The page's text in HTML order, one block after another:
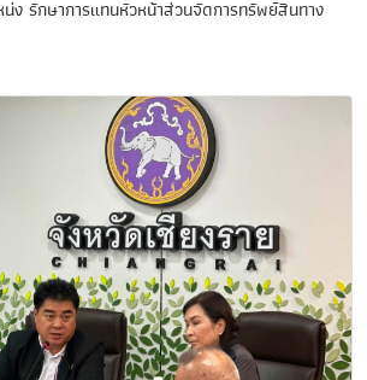
ง รักษาการแทนหัวหน้าส่วนจัดการทรัพย์สินทาง